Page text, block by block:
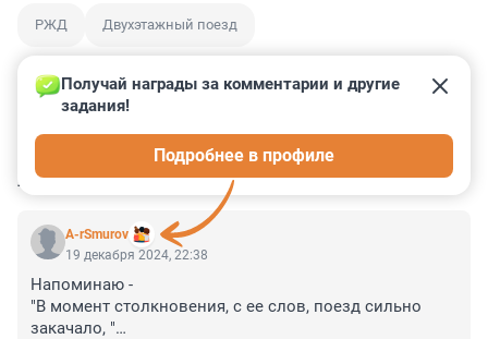
РЖД Двухэтажный поезд
КОММЕНТАРИИ 16
A-rSmurov
Получай награды за комментарии и другие
задания!
Подробнее в профиле
19 декабря 2024, 22:38
Напоминаю -
"В момент столкновения, с ее слов, поезд сильно
закачало, "